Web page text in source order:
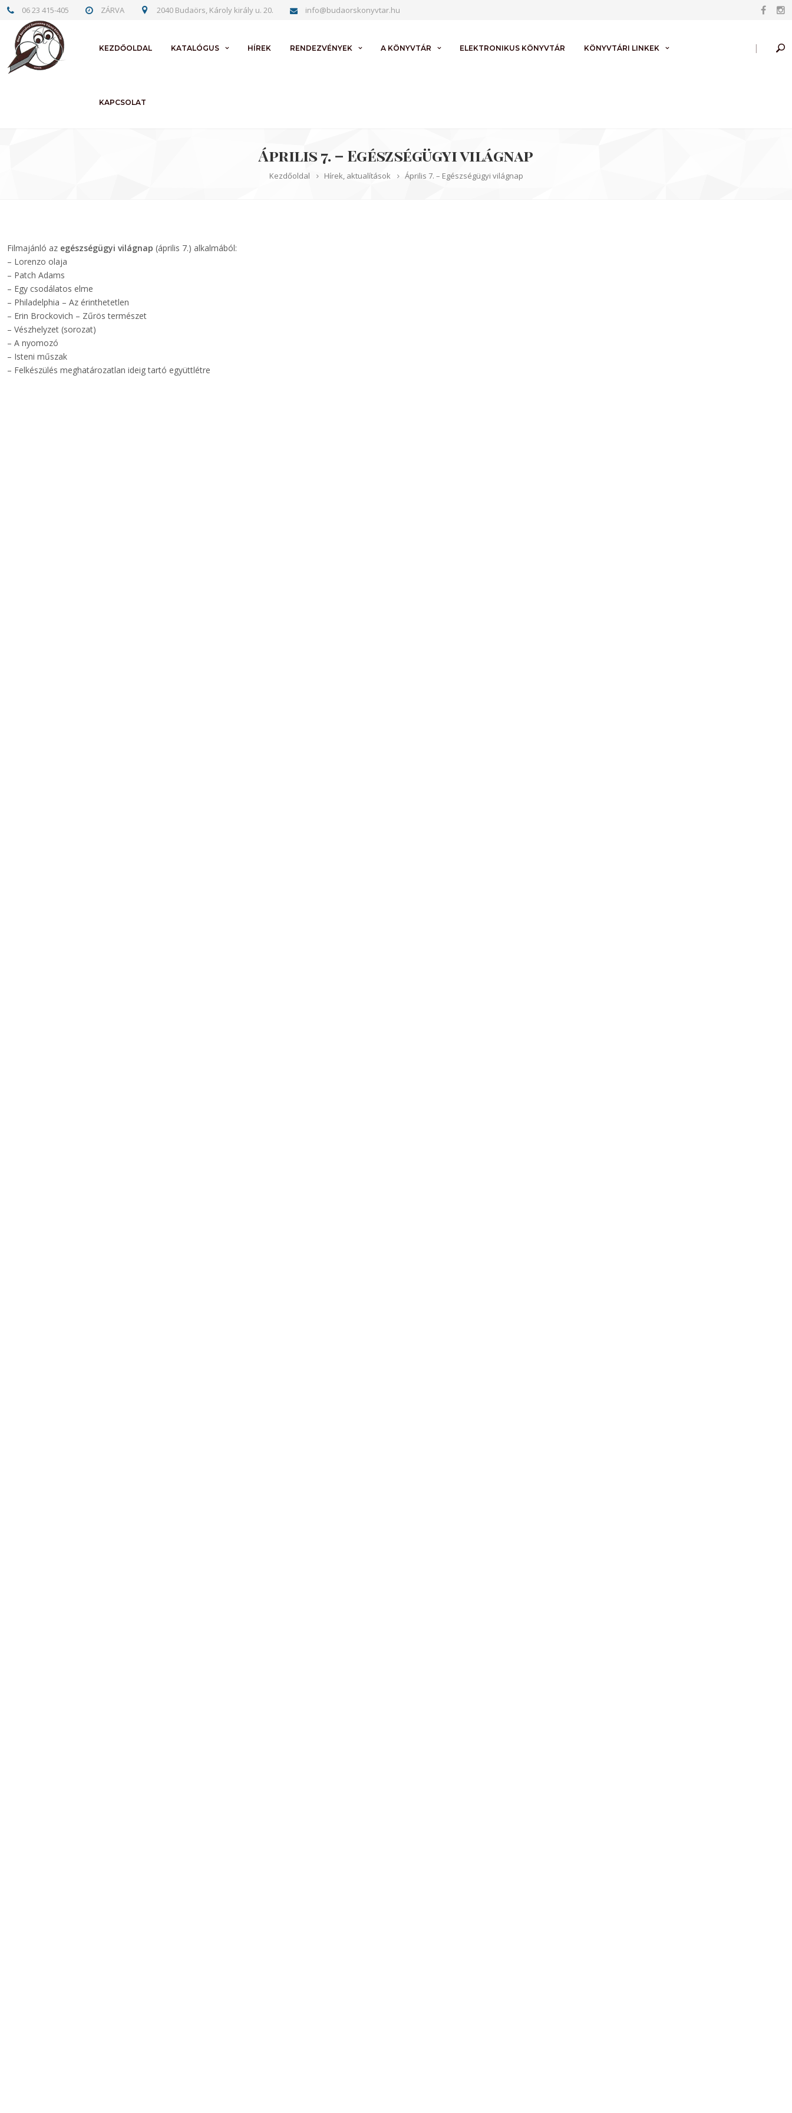
info@budaorskonyvtar.hu
2040 Budaörs, Károly király u. 20.
ZÁRVA
06 23 415-405
|
KEZDŐOLDAL KATALÓGUS HÍREK RENDEZVÉNYEK A KÖNYVTÁR ELEKTRONIKUS KÖNYVTÁR KÖNYVTÁRI LINKEK
KAPCSOLAT
Április 7. – Egészségügyi világnap
Kezdőoldal Hírek, aktualítások Április 7. – Egészségügyi világnap
Filmajánló az egészségügyi világnap (április 7.) alkalmából:
– Lorenzo olaja
– Patch Adams
– Egy csodálatos elme
– Philadelphia – Az érinthetetlen
– Erin Brockovich – Zűrös természet
– Vészhelyzet (sorozat)
– A nyomozó
– Isteni műszak
– Felkészülés meghatározatlan ideig tartó együttlétre